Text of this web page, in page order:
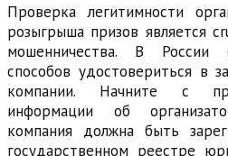
Проверка легитимности
розыгрыша призов является
мошенничества. В России
способов удостовериться в
компании. Начните с
информации об
компания должна быть
государственном реестре